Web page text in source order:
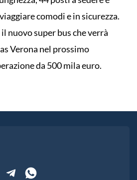
comodi e in sicurezza.
nuovo super bus che verrà
Verona nel prossimo
da 500 mila euro.